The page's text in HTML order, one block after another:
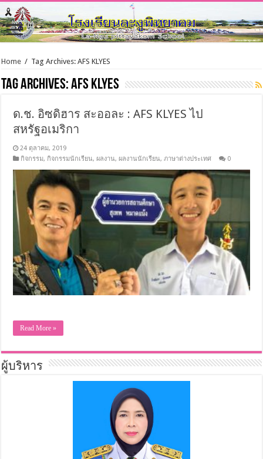
Home / Tag Archives: AFS KLYES
Tag Archives:AFS KLYES
ด.ช. อิซดิฮาร สะออละ : AFS KLYES ไป
สหรัฐอเมริกา
24 ตุลาคม, 2019
กิจกรรม, กิจกรรมนักเรียน,ผลงาน,ผลงานนักเรียน,ภาษาต่างประเทศ 0
Read More »
ผู้บริหาร